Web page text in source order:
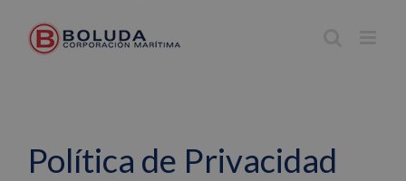
Política de Privacidad